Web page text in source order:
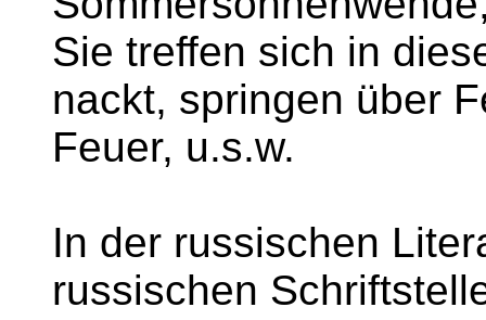
Sie treffen sich in
nackt, springen über
Feuer, u.s.w.
In der russischen
russischen